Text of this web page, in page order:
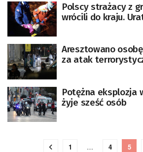
Polscy strażacy z
wrócili do kraju.
Aresztowano
za atak
Potężna eksplozja
żyje sześć osób
1 … 4 5